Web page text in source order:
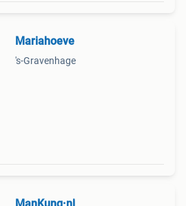
Mariahoeve
's-Gravenhage